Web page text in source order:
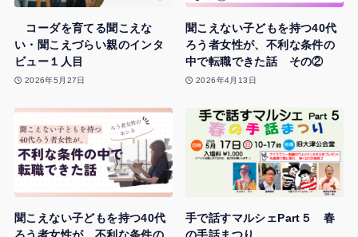
コーダを育てる聞こえな
い・聞こえづらい親のインタ
ビュー１人目
2026年5月27日
聞こえない子どもを持つ40代
ろう者女性が、不利な条件の
中で転職できた話 その②
2026年4月13日
聞こえない子どもを持つ40代
ろう者女性が、不利な条件の
手で話すマルシェPart５ 春
の手話まつり